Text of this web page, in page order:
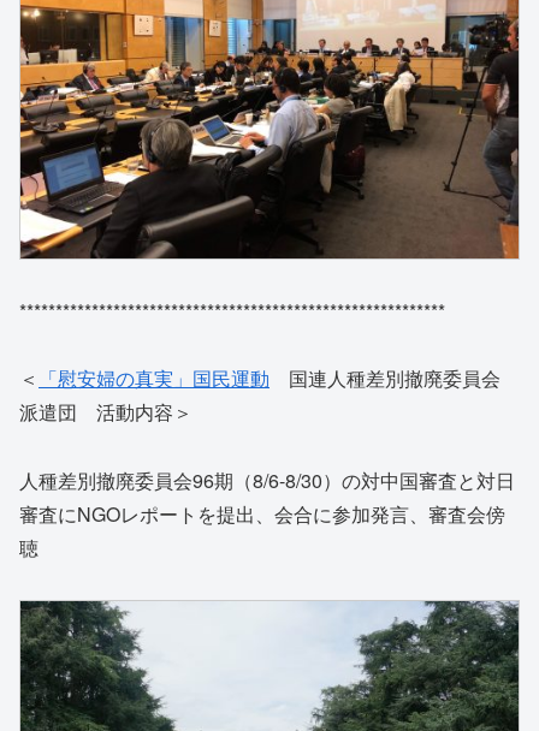
***********************************************************
＜ 「慰安婦の真実」国民運動 国連人種差別撤廃委員会
派遣団 活動内容＞
人種差別撤廃委員会96期（8/6-8/30）の対中国審査と対日
審査にNGOレポートを提出、会合に参加発言、審査会傍
聴